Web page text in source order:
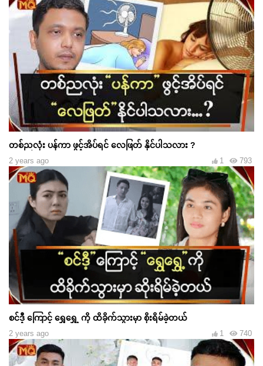
တစ်ညလုံး ပန်ကာ ဖွင့်အိပ်ရင် လေဖြတ် နိုင်ပါသလား ?
2 years ago 793
1
စင်ဒီ့ ကြောင့် ရွှေရွှေ့ ကို ထိခိုက်သွားမှာ စိုးရိမ်ခဲ့တယ်
2 years ago 740
1